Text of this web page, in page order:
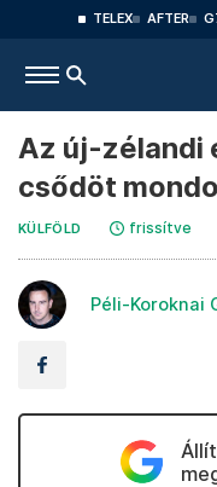
TELEX AFTER
Az új-zélandi
csődöt
KÜLFÖLD frissítve
Péli-Koroknai